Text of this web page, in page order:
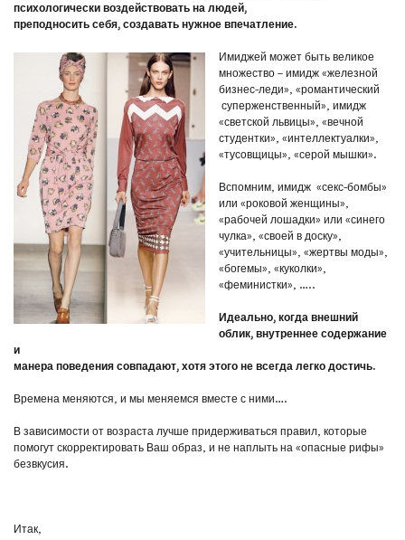
психологически воздействовать на людей,
преподносить себя, создавать нужное впечатление.
Имиджей может быть великое
множество – имидж «железной
бизнес-леди», «романтический
суперженственный», имидж
«светской львицы», «вечной
студентки», «интеллектуалки»,
«тусовщицы», «серой мышки».
Вспомним, имидж «секс-бомбы»
или «роковой женщины»,
«рабочей лошадки» или «синего
чулка», «своей в доску»,
«учительницы», «жертвы моды»,
«богемы», «куколки»,
«феминистки», …..
Идеально, когда внешний
облик, внутреннее содержание
и
манера поведения совпадают, хотя этого не всегда легко достичь.
Времена меняются, и мы меняемся вместе с ними….
В зависимости от возраста лучше придерживаться правил, которые
помогут скорректировать Ваш образ, и не наплыть на «опасные рифы»
безвкусия.
Итак,